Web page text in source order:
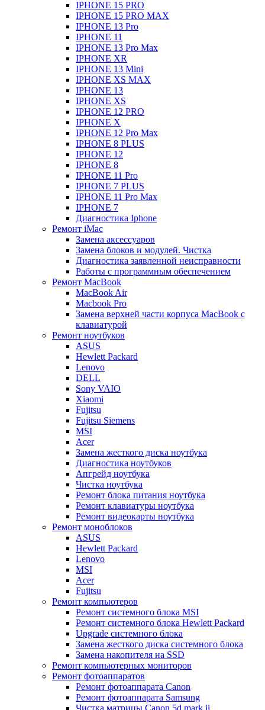
IPHONE 15 PRO
IPHONE 15 PRO MAX
IPHONE 13 Pro
IPHONE 11
IPHONE 13 Pro Max
IPHONE XR
IPHONE 13 Mini
IPHONE XS MAX
IPHONE 13
IPHONE XS
IPHONE 12 PRO
IPHONE X
IPHONE 12 Pro Max
IPHONE 8 PLUS
IPHONE 12
IPHONE 8
IPHONE 11 Pro
IPHONE 7 PLUS
IPHONE 11 Pro Max
IPHONE 7
Диагностика Iphone
Ремонт iMac
Замена аксессуаров
Замена блоков и модулей. Чистка
Диагностика заявленной неисправности
Работы с программным обеспечением
Ремонт MacBook
MacBook Air
Macbook Pro
Замена верхней части корпуса MacBook с
клавиатурой
Ремонт ноутбуков
ASUS
Hewlett Packard
Lenovo
DELL
Sony VAIO
Xiaomi
Fujitsu
Fujitsu Siemens
MSI
Acer
Замена жесткого диска ноутбука
Диагностика ноутбуков
Апгрейд ноутбука
Чистка ноутбука
Ремонт блока питания ноутбука
Ремонт клавиатуры ноутбука
Ремонт видеокарты ноутбука
Ремонт моноблоков
ASUS
Hewlett Packard
Lenovo
MSI
Acer
Fujitsu
Ремонт компьютеров
Ремонт системного блока MSI
Ремонт системного блока Hewlett Packard
Upgrade системного блока
Замена жесткого диска системного блока
Замена накопителя на SSD
Ремонт компьютерных мониторов
Ремонт фотоаппаратов
Ремонт фотоаппарата Canon
Ремонт фотоаппарата Samsung
Чистка матрицы Canon 5d mark ii